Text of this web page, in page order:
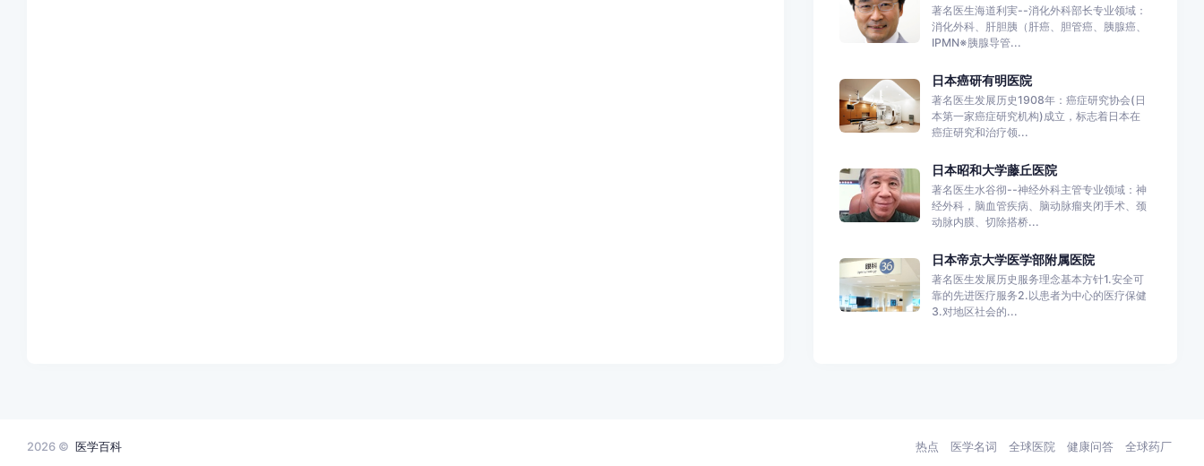
著名医生海道利実--消化外科部长专业领域：
消化外科、肝胆胰（肝癌、胆管癌、胰腺癌、
IPMN※胰腺导管...
日本癌研有明医院
著名医生发展历史1908年：癌症研究协会(日
本第一家癌症研究机构)成立，标志着日本在
癌症研究和治疗领...
日本昭和大学藤丘医院
著名医生水谷彻--神经外科主管专业领域：神
经外科，脑血管疾病、脑动脉瘤夹闭手术、颈
动脉内膜、切除搭桥...
日本帝京大学医学部附属医院
著名医生发展历史服务理念基本方针1.安全可
靠的先进医疗服务2.以患者为中心的医疗保健
3.对地区社会的...
2026 © 医学百科 热点 医学名词 全球医院 健康问答 全球药厂